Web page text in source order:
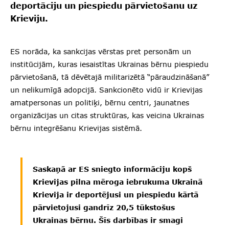
deportāciju un piespiedu pārvietošanu uz
Krieviju.
ES norāda, ka sankcijas vērstas pret personām un
institūcijām, kuras iesaistītas Ukrainas bērnu piespiedu
pārvietošanā, tā dēvētajā militarizētā “pāraudzināšanā”
un nelikumīgā adopcijā. Sankcionēto vidū ir Krievijas
amatpersonas un politiķi, bērnu centri, jaunatnes
organizācijas un citas struktūras, kas veicina Ukrainas
bērnu integrēšanu Krievijas sistēmā.
Saskaņā ar ES sniegto informāciju kopš
Krievijas pilna mēroga iebrukuma Ukrainā
Krievija ir deportējusi un piespiedu kārtā
pārvietojusi gandrīz 20,5 tūkstošus
Ukrainas bērnu. Šīs darbības ir smagi